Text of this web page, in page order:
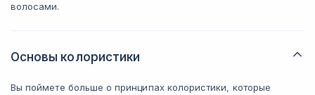
волосами.
Основы колористики
Вы поймете больше о принципах колористики, которые